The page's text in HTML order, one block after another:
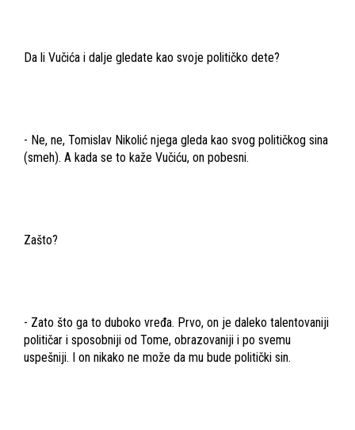
Da li Vučića i dalje gledate kao svoje političko dete?
- Ne, ne, Tomislav Nikolić njega gleda kao svog političkog sina
(smeh). A kada se to kaže Vučiću, on pobesni.
Zašto?
- Zato što ga to duboko vređa. Prvo, on je daleko talentovaniji
političar i sposobniji od Tome, obrazovaniji i po svemu
uspešniji. I on nikako ne može da mu bude politički sin.